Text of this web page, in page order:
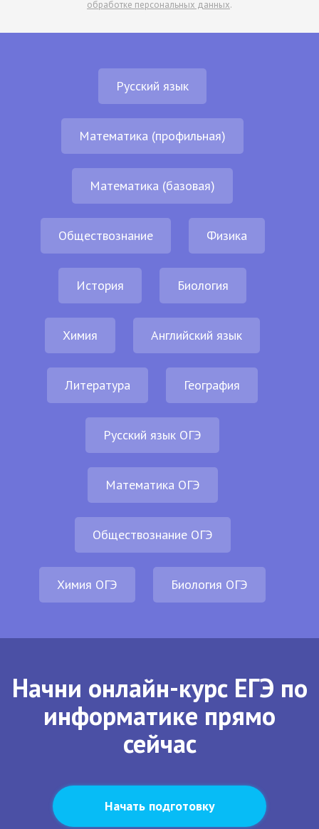
обработке персональных данных.
Русский язык
Математика (профильная)
Математика (базовая)
Обществознание Физика
История Биология
Химия Английский язык
Литература География
Русский язык ОГЭ
Математика ОГЭ
Обществознание ОГЭ
Химия ОГЭ Биология ОГЭ
Начни онлайн-курс ЕГЭ по
информатике прямо
сейчас
Начать подготовку